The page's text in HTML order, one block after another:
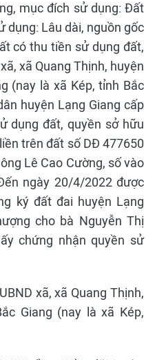
mục đích sử dụng: Đất
dụng: Lâu dài, nguồn gốc
có thu tiền sử dụng đất,
xã Quang Thịnh, huyện
(nay là xã Kép, tỉnh Bắc
huyện Lạng Giang cấp
dụng đất, quyền sở hữu
trên đất số DĐ 477650
Lê Cao Cường, số vào
ngày 20/4/2022 được
ký đất đai huyện Lạng
cho bà Nguyễn Thị
chứng nhận quyền sử
xã, xã Quang Thịnh,
Giang (nay là xã Kép,